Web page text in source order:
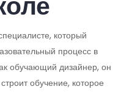
который
процесс в
обучающий дизайнер, он
обучение, которое